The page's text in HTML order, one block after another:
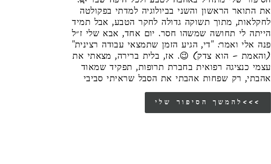
את התואר הראשון והשני בביולוגיה למדתי בפקולטה
לחקלאות, מתוך תשוקה גדולה לחקר הטבע, אבל תמיד
הייתה לי תחושה שמשהו חסר. יום אחד, אבא שלי ז״ל
פנה אלי ואמר: "די, הגיע הזמן שתמצאי עבודה רצינית"
(והאמת – הוא צדק) 😉. אז, בלית ברירה, מצאתי את
עצמי כנציגה רפואית בחברת תרופות, תפקיד שמאוד
אהבתי, רק שפחות אהבתי את הסבל שראיתי סביבי
להמשך הסיפור שלי<<<